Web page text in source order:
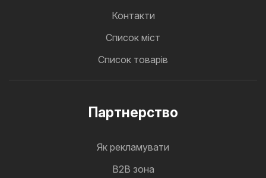
Контакти
Cписок міст
Список товарів
Партнерство
Як рекламувати
B2B зона